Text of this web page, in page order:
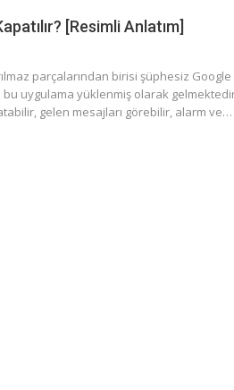
[Resimli Anlatım]
parçalarından birisi şüphesiz Google
uygulama yüklenmiş olarak
gelen mesajları görebilir, alarm ve…